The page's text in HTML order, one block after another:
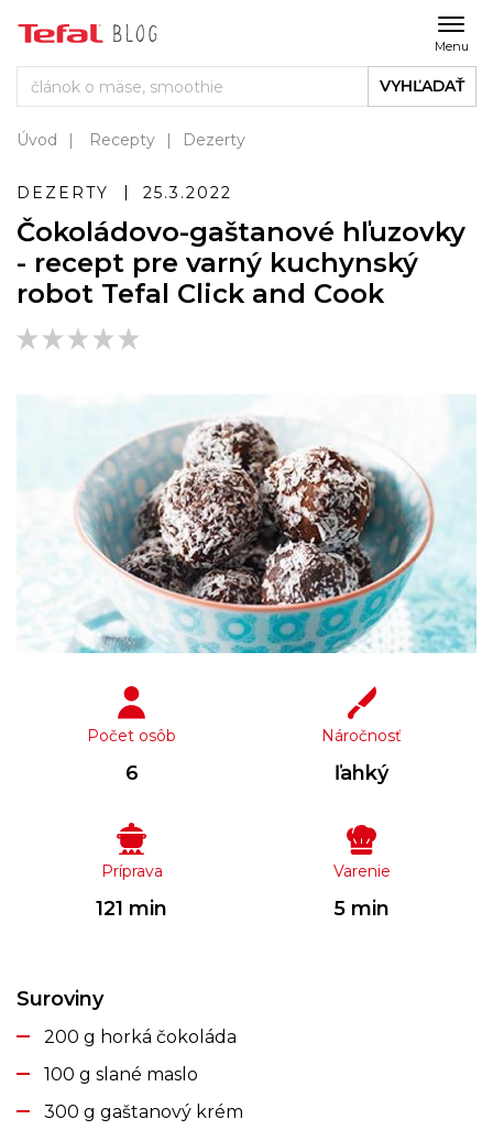
Menu
VYHĽADAŤ
Úvod Recepty Dezerty
DEZERTY 25.3.2022
Čokoládovo-gaštanové hľuzovky
- recept pre varný kuchynský
robot Tefal Click and Cook
Počet osôb
6
Náročnosť
ľahký
Príprava
121 min
Varenie
5 min
Suroviny
200 g horká čokoláda
100 g slané maslo
300 g gaštanový krém